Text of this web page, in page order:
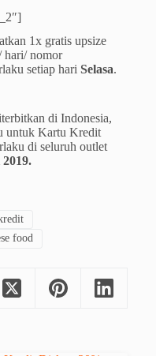
1x gratis upsize
hari/ nomor
setiap hari Selasa.
di Indonesia,
untuk Kartu Kredit
di seluruh outlet
food